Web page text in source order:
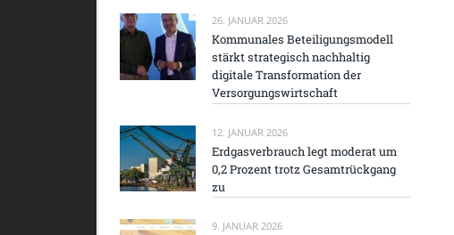
26. JANUAR 2026
Kommunales Beteiligungsmodell
stärkt strategisch nachhaltig
digitale Transformation der
Versorgungswirtschaft
12. JANUAR 2026
Erdgasverbrauch legt moderat um
0,2 Prozent trotz Gesamtrückgang
zu
9. JANUAR 2026